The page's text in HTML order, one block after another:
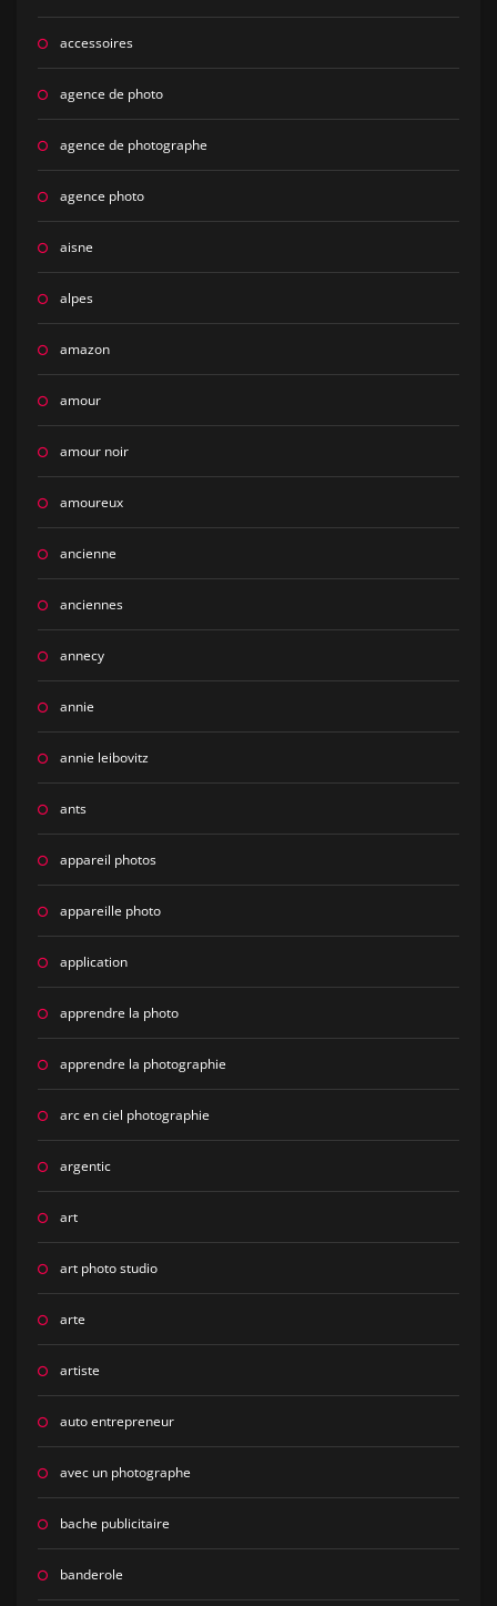
accessoires
agence de photo
agence de photographe
agence photo
aisne
alpes
amazon
amour
amour noir
amoureux
ancienne
anciennes
annecy
annie
annie leibovitz
ants
appareil photos
appareille photo
application
apprendre la photo
apprendre la photographie
arc en ciel photographie
argentic
art
art photo studio
arte
artiste
auto entrepreneur
avec un photographe
bache publicitaire
banderole